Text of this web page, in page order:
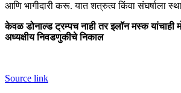
आणि भागीदारी करू. यात शत्रुत्व किंवा संघर्षाला
केवळ डोनाल्ड ट्रम्पच नाही तर इलॉन मस्क यांचाही
अध्यक्षीय निवडणुकीचे निकाल
Source link